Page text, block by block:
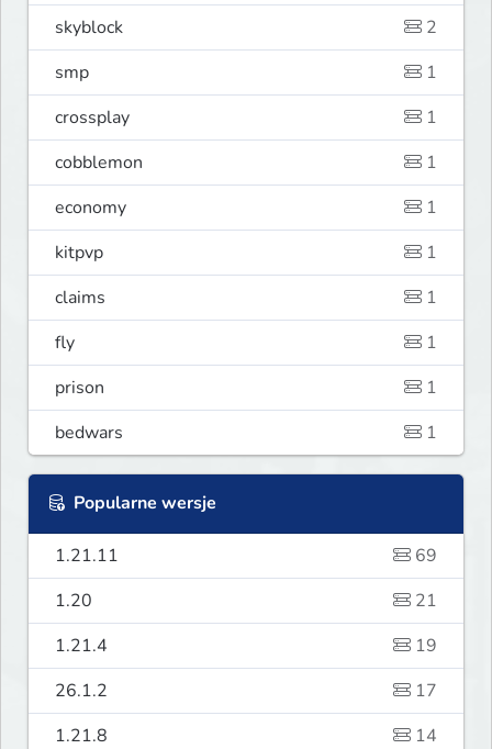
skyblock
2
smp
1
crossplay
1
cobblemon
1
economy
1
kitpvp
1
claims
1
fly
1
prison
1
bedwars
1
Popularne wersje
1.21.11
69
1.20
21
1.21.4
19
26.1.2
17
1.21.8
14